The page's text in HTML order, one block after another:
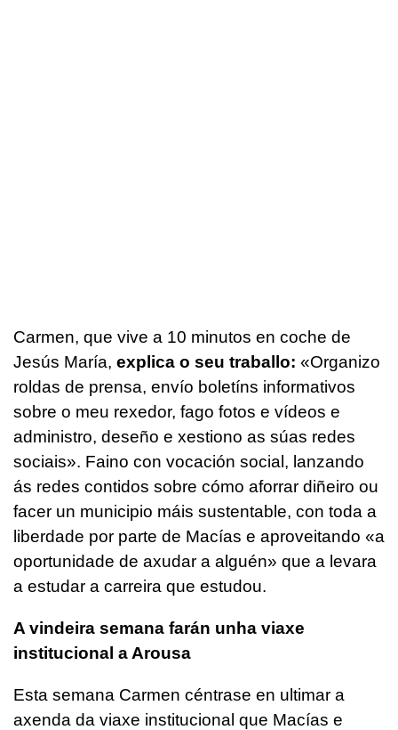
Carmen, que vive a 10 minutos en coche de
Jesús María, explica o seu traballo: «Organizo
roldas de prensa, envío boletíns informativos
sobre o meu rexedor, fago fotos e vídeos e
administro, deseño e xestiono as súas redes
sociais». Faino con vocación social, lanzando
ás redes contidos sobre cómo aforrar diñeiro ou
facer un municipio máis sustentable, con toda a
liberdade por parte de Macías e aproveitando «a
oportunidade de axudar a alguén» que a levara
a estudar a carreira que estudou.
A vindeira semana farán unha viaxe
institucional a Arousa
Esta semana Carmen céntrase en ultimar a
axenda da viaxe institucional que Macías e